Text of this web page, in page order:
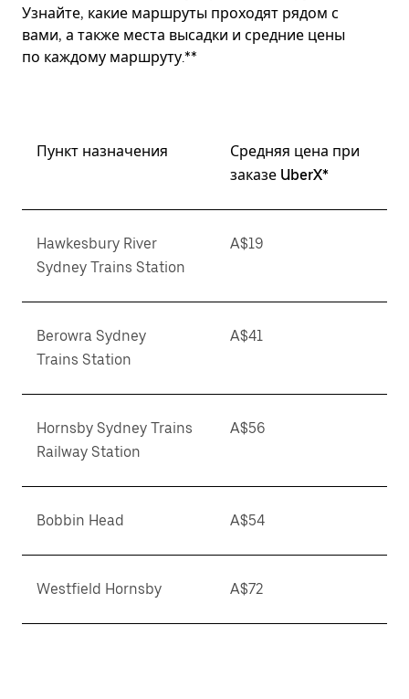
Узнайте, какие маршруты проходят рядом с
вами, а также места высадки и средние цены
по каждому маршруту.**
Пункт назначения
Средняя цена при
заказе UberX*
Hawkesbury River
Sydney Trains Station
A$19
Berowra Sydney
Trains Station
A$41
Hornsby Sydney Trains
Railway Station
A$56
Bobbin Head A$54
Westfield Hornsby A$72